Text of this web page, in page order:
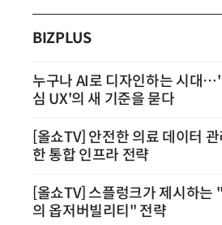
BIZPLUS
누구나 AI로 디자인하는 시대
심 UX'의 새 기준을 묻다
[올쇼TV] 안전한 의료 데이터 관
한 통합 인프라 전략
[올쇼TV] 스플렁크가 제시하는
의 옵저버빌리티" 전략